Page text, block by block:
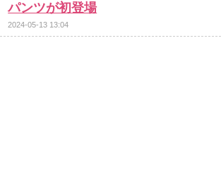
パンツが初登場
2024-05-13 13:04